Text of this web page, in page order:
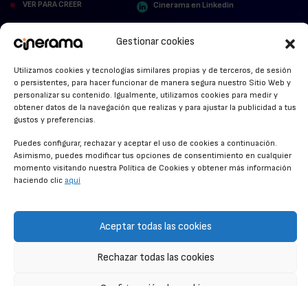
Gestionar cookies
Utilizamos cookies y tecnologías similares propias y de terceros, de sesión
o persistentes, para hacer funcionar de manera segura nuestro Sitio Web y
personalizar su contenido. Igualmente, utilizamos cookies para medir y
obtener datos de la navegación que realizas y para ajustar la publicidad a tus
gustos y preferencias.
Puedes configurar, rechazar y aceptar el uso de cookies a continuación.
Asimismo, puedes modificar tus opciones de consentimiento en cualquier
momento visitando nuestra Política de Cookies y obtener más información
haciendo clic aquí
Aceptar todas las cookies
Rechazar todas las cookies
VER PARA CREER
ALFOMBRA ROJA
Cinerama en Linkedin
CONDICIONES GENERALES
CONTACTO